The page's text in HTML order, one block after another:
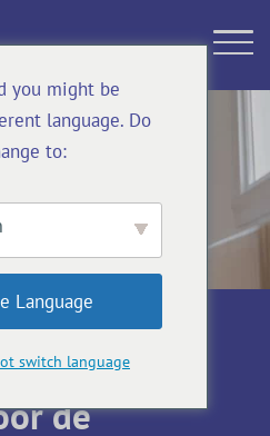
wordt
de
you might be
language. Do
to:
Language
switch language